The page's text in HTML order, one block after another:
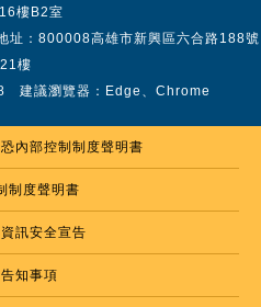
樓B2室
址：800008高雄市新興區六合路188號
21樓
建議瀏覽器：Edge、Chrome
內部控制制度聲明書
制度聲明書
訊安全宣告
知事項